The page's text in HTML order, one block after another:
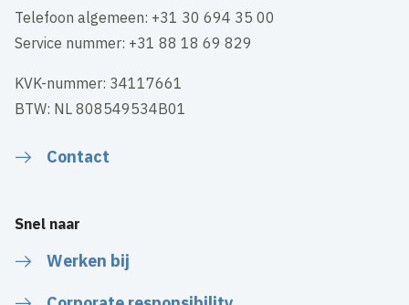
Telefoon algemeen: +31 30 694 35 00
Service nummer: +31 88 18 69 829
KVK-nummer: 34117661
BTW: NL 808549534B01
Contact
Snel naar
Werken bij